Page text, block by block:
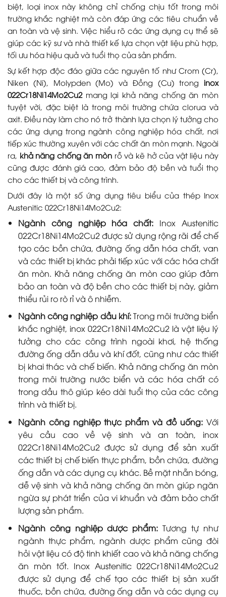
biệt, loại inox này không chỉ chống chịu tốt trong môi
trường khắc nghiệt mà còn đáp ứng các tiêu chuẩn về
an toàn và vệ sinh. Việc hiểu rõ các ứng dụng cụ thể sẽ
giúp các kỹ sư và nhà thiết kế lựa chọn vật liệu phù hợp,
tối ưu hóa hiệu quả và tuổi thọ của sản phẩm.
Sự kết hợp độc đáo giữa các nguyên tố như Crom (Cr),
Niken (Ni), Molypden (Mo) và Đồng (Cu) trong inox
022Cr18Ni14Mo2Cu2mang lại khả năng chống ăn mòn
tuyệt vời, đặc biệt là trong môi trường chứa clorua và
axit. Điều này làm cho nó trở thành lựa chọn lý tưởng cho
các ứng dụng trong ngành công nghiệp hóa chất, nơi
tiếp xúc thường xuyên với các chất ăn mòn mạnh. Ngoài
ra, khả năng chống ăn mòn rỗ và kẽ hở của vật liệu này
cũng được đánh giá cao, đảm bảo độ bền và tuổi thọ
cho các thiết bị và công trình.
Dưới đây là một số ứng dụng tiêu biểu của thép Inox
Austenitic 022Cr18Ni14Mo2Cu2:
Ngành công nghiệp hóa chất: Inox Austenitic
022Cr18Ni14Mo2Cu2 được sử dụng rộng rãi để chế
tạo các bồn chứa, đường ống dẫn hóa chất, van
và các thiết bị khác phải tiếp xúc với các hóa chất
ăn mòn. Khả năng chống ăn mòn cao giúp đảm
bảo an toàn và độ bền cho các thiết bị này, giảm
thiểu rủi ro rò rỉ và ô nhiễm.
Ngành công nghiệp dầu khí:Trong môi trường biển
khắc nghiệt, inox 022Cr18Ni14Mo2Cu2 là vật liệu lý
tưởng cho các công trình ngoài khơi, hệ thống
đường ống dẫn dầu và khí đốt, cũng như các thiết
bị khai thác và chế biến. Khả năng chống ăn mòn
trong môi trường nước biển và các hóa chất có
trong dầu thô giúp kéo dài tuổi thọ của các công
trình và thiết bị.
Ngành công nghiệp thực phẩm và đồ uống: Với
yêu cầu cao về vệ sinh và an toàn, inox
022Cr18Ni14Mo2Cu2 được sử dụng để sản xuất
các thiết bị chế biến thực phẩm, bồn chứa, đường
ống dẫn và các dụng cụ khác. Bề mặt nhẵn bóng,
dễ vệ sinh và khả năng chống ăn mòn giúp ngăn
ngừa sự phát triển của vi khuẩn và đảm bảo chất
lượng sản phẩm.
Ngành công nghiệp dược phẩm: Tương tự như
ngành thực phẩm, ngành dược phẩm cũng đòi
hỏi vật liệu có độ tinh khiết cao và khả năng chống
ăn mòn tốt. Inox Austenitic 022Cr18Ni14Mo2Cu2
được sử dụng để chế tạo các thiết bị sản xuất
thuốc, bồn chứa, đường ống dẫn và các dụng cụ